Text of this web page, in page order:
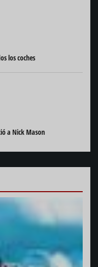
los coches
a Nick Mason